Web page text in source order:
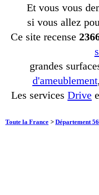
Et vous vous
si vous allez
Ce site recense
grandes
d'ameublement
Les services Drive
Toute la France > Département